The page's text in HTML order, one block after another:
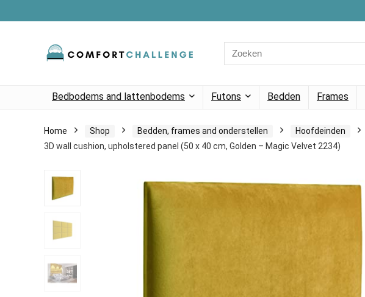
for:
Bedbodems and lattenbodems Futons Bedden Frames
Home Shop Bedden, frames and onderstellen Hoofdeinden
3D wall cushion, upholstered panel (50 x 40 cm, Golden – Magic Velvet 2234)